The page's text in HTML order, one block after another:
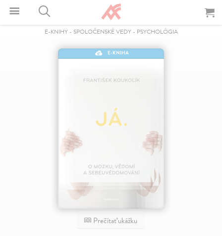
E-KNIHY- SPOLOČENSKÉ VEDY- PSYCHOLÓGIA
E-KNIHA
Prečítať ukážku